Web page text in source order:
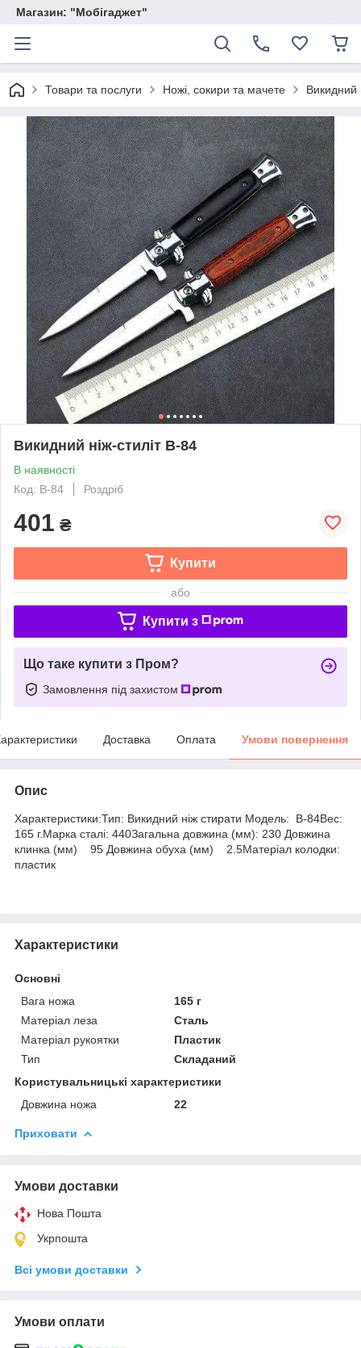
Магазин: "Мобігаджет"
Товари та послуги Ножі, сокири та мачете Викидний
Викидний ніж-стиліт B-84
В наявності
Код: B-84
Роздріб
401 ₴
Купити
або
Купити з
Що таке купити з Пром?
Замовлення під захистом
Доставка Оплата Умови повернення
Опис
Характеристики:Тип: Викидний ніж стирати Модель: B-84Вес:
165 г.Марка сталі: 440Загальна довжина (мм): 230 Довжина
клинка (мм) 95 Довжина обуха (мм) 2.5Матеріал колодки:
пластик
Характеристики
Основні
Вага ножа
165 г
Матеріал леза
Сталь
Матеріал рукоятки
Пластик
Тип
Складаний
Користувальницькі характеристики
Довжина ножа
22
Приховати
Умови доставки
Нова Пошта
Укрпошта
Всі умови доставки
Умови оплати